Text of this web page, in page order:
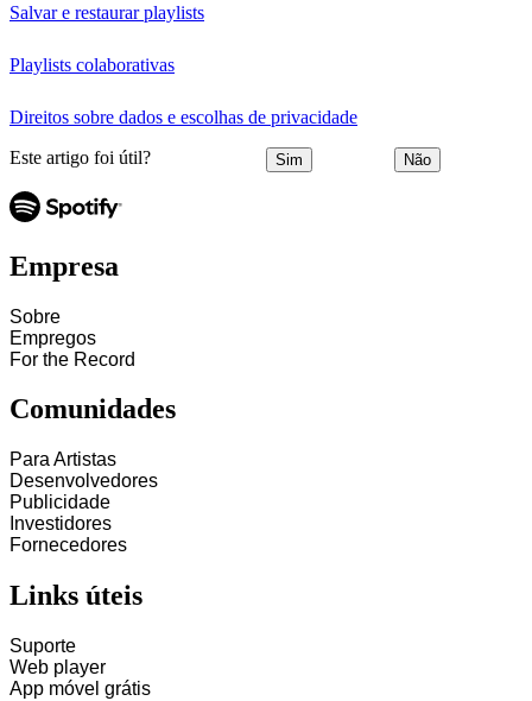
Salvar e restaurar playlists
Playlists colaborativas
Direitos sobre dados e escolhas de privacidade
Este artigo foi útil? Sim Não
Empresa
Sobre
Empregos
For the Record
Comunidades
Para Artistas
Desenvolvedores
Publicidade
Investidores
Fornecedores
Links úteis
Suporte
Web player
App móvel grátis